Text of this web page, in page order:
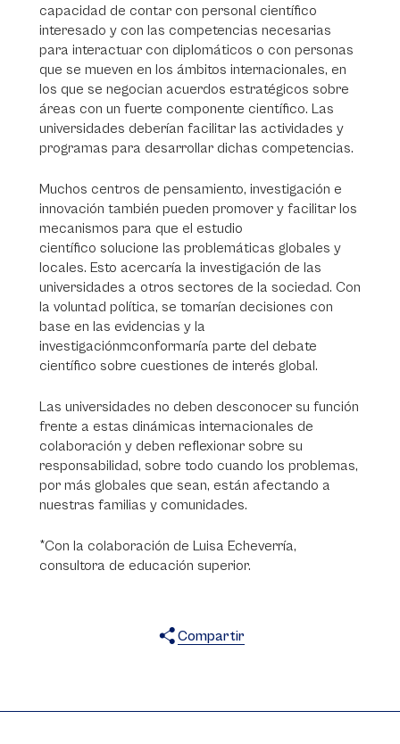
capacidad de contar con personal científico
interesado y con las competencias necesarias
para interactuar con diplomáticos o con personas
que se mueven en los ámbitos internacionales, en
los que se negocian acuerdos estratégicos sobre
áreas con un fuerte componente científico. Las
universidades deberían facilitar las actividades y
programas para desarrollar dichas competencias.
Muchos centros de pensamiento, investigación e
innovación también pueden promover y facilitar los
mecanismos para que el estudio
científico solucione las problemáticas globales y
locales. Esto acercaría la investigación de las
universidades a otros sectores de la sociedad. Con
la voluntad política, se tomarían decisiones con
base en las evidencias y la
investigaciónmconformaría parte del debate
científico sobre cuestiones de interés global.
Las universidades no deben desconocer su función
frente a estas dinámicas internacionales de
colaboración y deben reflexionar sobre su
responsabilidad, sobre todo cuando los problemas,
por más globales que sean, están afectando a
nuestras familias y comunidades.
*Con la colaboración de Luisa Echeverría,
consultora de educación superior.
Compartir